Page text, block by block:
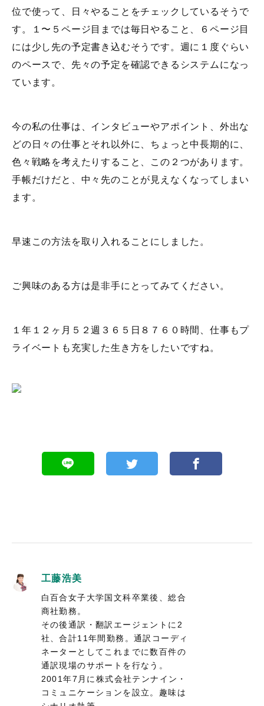
位で使って、日々やることをチェックしているそうで
す。１〜５ページ目までは毎日やること、６ページ目
には少し先の予定書き込むそうです。週に１度ぐらい
のペースで、先々の予定を確認できるシステムになっ
ています。
今の私の仕事は、インタビューやアポイント、外出な
どの日々の仕事とそれ以外に、ちょっと中長期的に、
色々戦略を考えたりすること、この２つがあります。
手帳だけだと、中々先のことが見えなくなってしまい
ます。
早速この方法を取り入れることにしました。
ご興味のある方は是非手にとってみてください。
１年１２ヶ月５２週３６５日８７６０時間、仕事もプ
ライベートも充実した生き方をしたいですね。
工藤浩美
白百合女子大学国文科卒業後、総合
商社勤務。
その後通訳・翻訳エージェントに2
社、合計11年間勤務。通訳コーディ
ネーターとしてこれまでに数百件の
通訳現場のサポートを行なう。
2001年7月に株式会社テンナイン・
コミュニケーションを設立。趣味は